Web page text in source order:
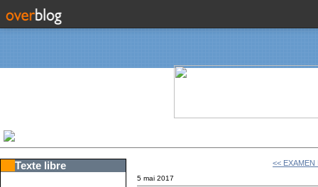
Texte libre << EXAMEN
5 mai 2017